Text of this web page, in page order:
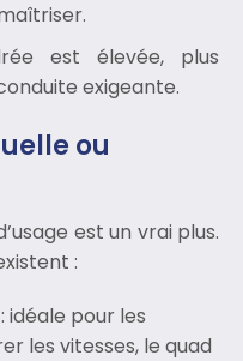
est élevée, plus
exigeante.
ou
est un vrai plus.
:
idéale pour les
les vitesses, le quad